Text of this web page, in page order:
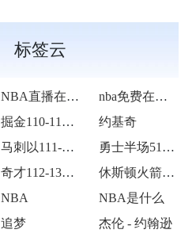
标签云
NBA直播在线观看
nba免费在线高清直播
掘金110-113不敌马刺
约基奇
马刺以111-122不敌掘金
勇士半场51-75落后国王24分
奇才112-135不敌火箭
休斯顿火箭造访客场以119-115险胜孟
NBA
NBA是什么
追梦
杰伦 - 约翰逊